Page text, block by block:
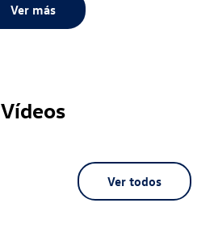
Ver más
Vídeos
Ver todos